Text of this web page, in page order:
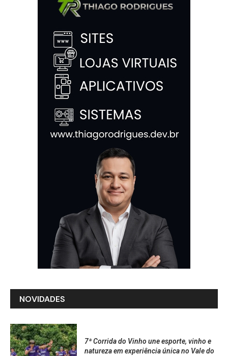
NOVIDADES
7ª Corrida do Vinho une esporte, vinho e
natureza em experiência única no Vale do